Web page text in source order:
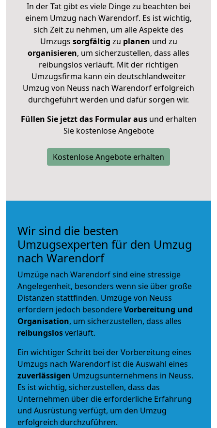
In der Tat gibt es viele Dinge zu beachten bei
einem Umzug nach Warendorf. Es ist wichtig,
sich Zeit zu nehmen, um alle Aspekte des
Umzugs sorgfältig zu planen und zu
organisieren, um sicherzustellen, dass alles
reibungslos verläuft. Mit der richtigen
Umzugsfirma kann ein deutschlandweiter
Umzug von Neuss nach Warendorf erfolgreich
durchgeführt werden und dafür sorgen wir.
Füllen Sie jetzt das Formular ausund erhalten
Sie kostenlose Angebote
Kostenlose Angebote erhalten
Wir sind die besten
Umzugsexperten für den Umzug
nach Warendorf
Umzüge nach Warendorf sind eine stressige
Angelegenheit, besonders wenn sie über große
Distanzen stattfinden. Umzüge von Neuss
erfordern jedoch besondereVorbereitung und
Organisation, um sicherzustellen, dass alles
reibungslosverläuft.
Ein wichtiger Schritt bei der Vorbereitung eines
Umzugs nach Warendorf ist die Auswahl eines
zuverlässigen Umzugsunternehmens in Neuss.
Es ist wichtig, sicherzustellen, dass das
Unternehmen über die erforderliche Erfahrung
und Ausrüstung verfügt, um den Umzug
erfolgreich durchzuführen.